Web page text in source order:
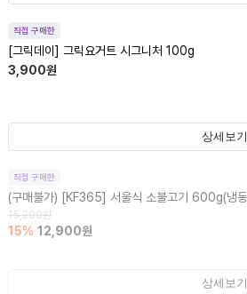
직접 구매한
[그릭데이] 그릭요거트 시그니처 100g
3,900원
상세보기
직접 구매한
(구매불가) [KF365] 서울식 소불고기 600g(냉
15,200원
15% 12,900원
상세보기